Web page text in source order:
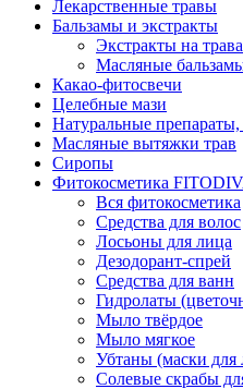
Лекарственные травы
Бальзамы и экстракты
Экстракты на
Масляные
Какао-фитосвечи
Целебные мази
Натуральные
Масляные вытяжки трав
Сиропы
Фитокосметика
Вся фитокосметика
Средства для волос
Лосьоны для лица
Дезодорант-спрей
Средства для ванн
Гидролаты
Мыло твёрдое
Мыло мягкое
Убтаны (маски для
Солевые скрабы